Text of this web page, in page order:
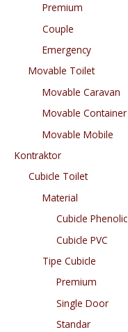
Premium
Couple
Emergency
Movable Toilet
Movable Caravan
Movable Container
Movable Mobile
Kontraktor
Cubicle Toilet
Material
Cubicle Phenolic
Cubicle PVC
Tipe Cubicle
Premium
Single Door
Standar